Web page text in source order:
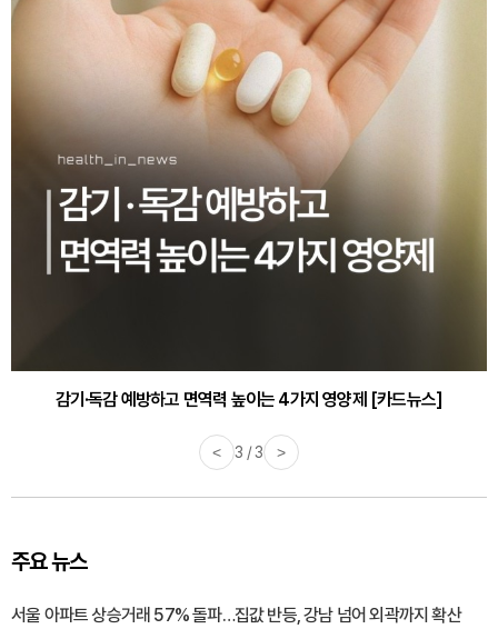
감기·독감 예방하고 면역력 높이는 4가지 영양제 [카드뉴스]
< 3 / 3 >
주요 뉴스
서울 아파트 상승거래 57% 돌파…집값 반등, 강남 넘어 외곽까지 확산